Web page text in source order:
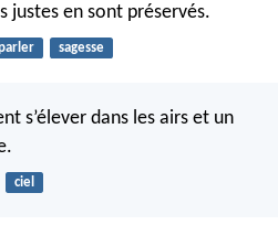
justes en sont préservés.
sagesse
s’élever dans les airs et un
ciel